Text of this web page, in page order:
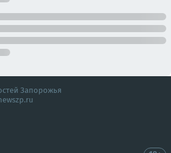
Запорожья